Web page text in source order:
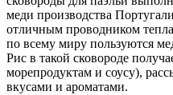
меди производства
отличным проводником
по всему миру пользуются
Рис в такой сковороде
морепродуктам и соусу),
вкусами и ароматами.